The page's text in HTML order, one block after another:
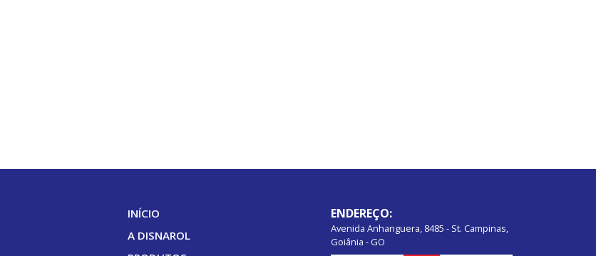
INÍCIO
A DISNAROL
ENDEREÇO:
Avenida Anhanguera, 8485 - St. Campinas,
Goiânia - GO